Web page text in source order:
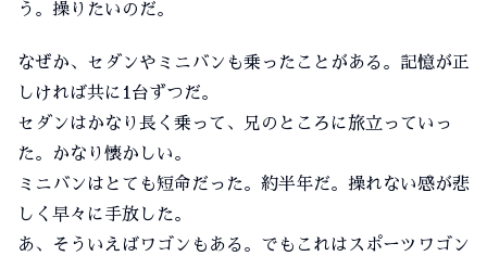
う。操りたいのだ。
なぜか、セダンやミニバンも乗ったことがある。記憶が正
しければ共に1台ずつだ。
セダンはかなり長く乗って、兄のところに旅立っていっ
た。かなり懐かしい。
ミニバンはとても短命だった。約半年だ。操れない感が悲
しく早々に手放した。
あ、そういえばワゴンもある。でもこれはスポーツワゴン